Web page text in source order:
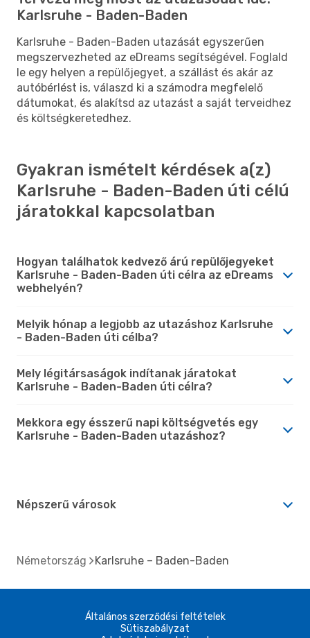
Karlsruhe - Baden-Baden
Karlsruhe - Baden-Baden utazását egyszerűen
megszervezheted az eDreams segítségével. Foglald
le egy helyen a repülőjegyet, a szállást és akár az
autóbérlést is, válaszd ki a számodra megfelelő
dátumokat, és alakítsd az utazást a saját terveidhez
és költségkeretedhez.
Gyakran ismételt kérdések a(z)
Karlsruhe - Baden-Baden úti célú
járatokkal kapcsolatban
Hogyan találhatok kedvező árú repülőjegyeket
Karlsruhe - Baden-Baden úti célra az eDreams
webhelyén?
Melyik hónap a legjobb az utazáshoz Karlsruhe
- Baden-Baden úti célba?
Mely légitársaságok indítanak járatokat
Karlsruhe - Baden-Baden úti célra?
Mekkora egy ésszerű napi költségvetés egy
Karlsruhe - Baden-Baden utazáshoz?
Népszerű városok
Németország Karlsruhe – Baden-Baden
Általános szerződési feltételek
Sütiszabályzat